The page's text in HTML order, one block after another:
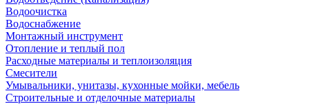
Водоочистка
Водоснабжение
Монтажный инструмент
Отопление и теплый пол
Расходные материалы и теплоизоляция
Смесители
Умывальники, унитазы, кухонные мойки, мебель
Строительные и отделочные материалы